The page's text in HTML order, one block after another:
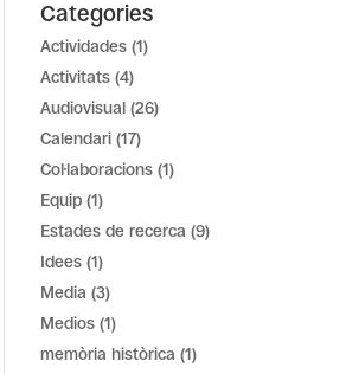
Categories
Actividades (1)
Activitats (4)
Audiovisual (26)
Calendari (17)
Col·laboracions (1)
Equip (1)
Estades de recerca (9)
Idees (1)
Media (3)
Medios (1)
memòria històrica (1)